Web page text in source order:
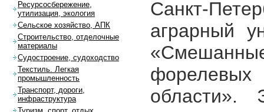
Санкт-
аграрный
области».
Ресурсосбережение,
утилизация, экология
Сельское хозяйство, АПК
Строительство, отделочные
материалы
Судостроение, судоходство
Текстиль. Легкая
промышленность
Транспорт, дороги,
инфраструктура